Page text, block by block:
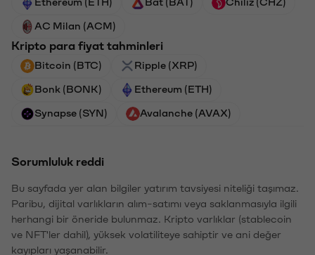
AC Milan (ACM)
Kripto para fiyat tahminleri
Bitcoin (BTC) Ripple (XRP)
Bonk (BONK) Ethereum (ETH)
Synapse (SYN) Avalanche (AVAX)
Sorumluluk reddi
Bu sayfada yer alan bilgiler yatırım tavsiyesi niteliği taşımaz.
Paribu, dijital varlıkların alım-satımı veya saklanmasıyla ilgili
herhangi bir öneride bulunmaz. Kripto varlıklar (stablecoin
ve NFT'ler dahil), yüksek volatiliteye sahiptir ve ani değer
kayıpları yaşanabilir.